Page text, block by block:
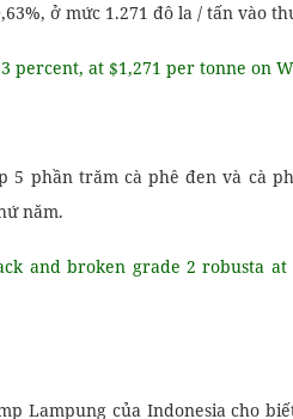
ở mức 1.271 đô la / tấn vào
percent, at $1,271 per tonne on
5 phần trăm cà phê đen và cà
năm.
and broken grade 2 robusta
Lampung của Indonesia cho